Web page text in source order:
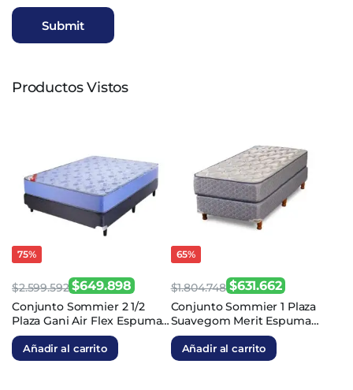
Productos Vistos
75%
$2.599.592
El
precio
original
era:
$649.898
El
precio
actual
es:
Conjunto Sommier 2 1/2
Plaza Gani Air Flex Espuma
140x190x22
Añadir al carrito
65%
$1.804.748
El
precio
original
era:
$631.662
El
precio
actual
es:
Conjunto Sommier 1 Plaza
Suavegom Merit Espuma
80x190x24
Añadir al carrito